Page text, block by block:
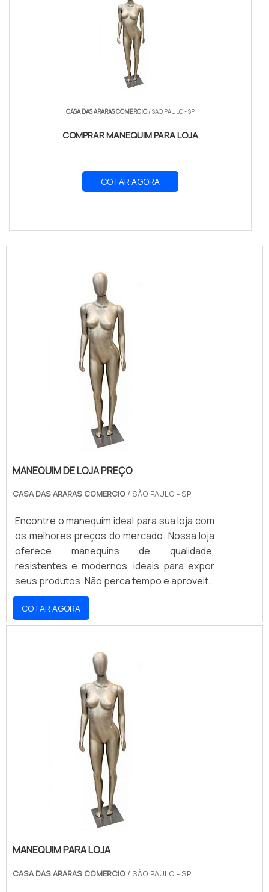
CASA DAS ARARAS COMERCIO/ SÃO PAULO - SP
COMPRAR MANEQUIM PARA LOJA
COTAR AGORA
MANEQUIM DE LOJA PREÇO
CASA DAS ARARAS COMERCIO / SÃO PAULO - SP
Encontre o manequim ideal para sua loja com
os melhores preços do mercado. Nossa loja
oferece manequins de qualidade,
resistentes e modernos, ideais para expor
seus produtos. Não perca tempo e aproveite
nossas ofertas para adquirir o manequim
ideal para sua loja. Compre agora mesmo e
garanta o melhor preço para o seu
COTAR AGORA
MANEQUIM PARA LOJA
CASA DAS ARARAS COMERCIO / SÃO PAULO - SP